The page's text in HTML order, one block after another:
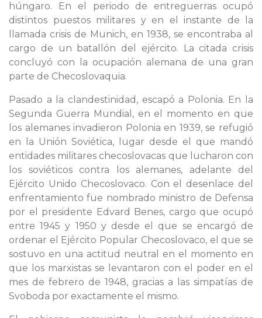
húngaro. En el periodo de entreguerras ocupó
distintos puestos militares y en el instante de la
llamada crisis de Munich, en 1938, se encontraba al
cargo de un batallón del ejército. La citada crisis
concluyó con la ocupación alemana de una gran
parte de Checoslovaquia.
Pasado a la clandestinidad, escapó a Polonia. En la
Segunda Guerra Mundial, en el momento en que
los alemanes invadieron Polonia en 1939, se refugió
en la Unión Soviética, lugar desde el que mandó
entidades militares checoslovacas que lucharon con
los soviéticos contra los alemanes, adelante del
Ejército Unido Checoslovaco. Con el desenlace del
enfrentamiento fue nombrado ministro de Defensa
por el presidente Edvard Benes, cargo que ocupó
entre 1945 y 1950 y desde el que se encargó de
ordenar el Ejército Popular Checoslovaco, el que se
sostuvo en una actitud neutral en el momento en
que los marxistas se levantaron con el poder en el
mes de febrero de 1948, gracias a las simpatías de
Svoboda por exactamente el mismo.